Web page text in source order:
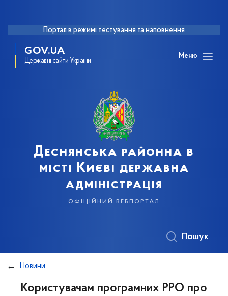
Портал в режимі тестування та наповнення
GOV.UA
Державні сайти України
Меню
Деснянська районна в
місті Києві державна
адміністрація
офіційний вебпортал
Пошук
Новини
Користувачам програмних РРО про